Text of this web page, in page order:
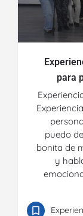
para
puedo
bonita de
y